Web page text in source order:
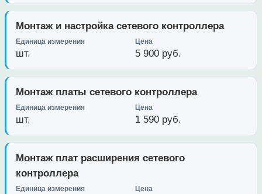
Монтаж и настройка сетевого контроллера
шт. 5 900 руб.
Монтаж платы сетевого контроллера
шт. 1 590 руб.
Монтаж плат расширения сетевого
контроллера